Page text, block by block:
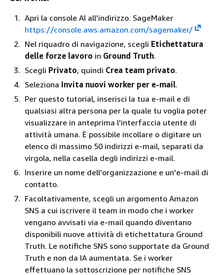
Apri la console AI all'indirizzo. SageMaker
https://console.aws.amazon.com/sagemaker/
Nel riquadro di navigazione, scegli Etichettatura
delle forze lavoro in Ground Truth.
Scegli Privato, quindi Crea team privato.
Seleziona Invita nuovi worker per e-mail.
Per questo tutorial, inserisci la tua e-mail e di
qualsiasi altra persona per la quale tu voglia poter
visualizzare in anteprima l'interfaccia utente di
attività umana. È possibile incollare o digitare un
elenco di massimo 50 indirizzi e-mail, separati da
virgola, nella casella degli indirizzi e-mail.
Inserire un nome dell'organizzazione e un'e-mail di
contatto.
Facoltativamente, scegli un argomento Amazon
SNS a cui iscrivere il team in modo che i worker
vengano avvisati via e-mail quando diventano
disponibili nuove attività di etichettatura Ground
Truth. Le notifiche SNS sono supportate da Ground
Truth e non da IA aumentata. Se i worker
effettuano la sottoscrizione per notifiche SNS